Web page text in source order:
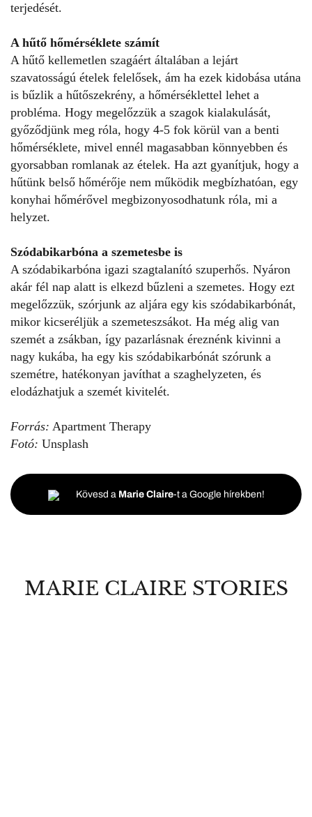
terjedését.
A hűtő hőmérséklete számít
A hűtő kellemetlen szagáért általában a lejárt
szavatosságú ételek felelősek, ám ha ezek kidobása utána
is bűzlik a hűtőszekrény, a hőmérséklettel lehet a
probléma. Hogy megelőzzük a szagok kialakulását,
győződjünk meg róla, hogy 4-5 fok körül van a benti
hőmérséklete, mivel ennél magasabban könnyebben és
gyorsabban romlanak az ételek. Ha azt gyanítjuk, hogy a
hűtünk belső hőmérője nem működik megbízhatóan, egy
konyhai hőmérővel megbizonyosodhatunk róla, mi a
helyzet.
Szódabikarbóna a szemetesbe is
A szódabikarbóna igazi szagtalanító szuperhős. Nyáron
akár fél nap alatt is elkezd bűzleni a szemetes. Hogy ezt
megelőzzük, szórjunk az aljára egy kis szódabikarbónát,
mikor kicseréljük a szemeteszsákot. Ha még alig van
szemét a zsákban, így pazarlásnak éreznénk kivinni a
nagy kukába, ha egy kis szódabikarbónát szórunk a
szemétre, hatékonyan javíthat a szaghelyzeten, és
elodázhatjuk a szemét kivitelét.
Forrás: Apartment Therapy
Fotó: Unsplash
Kövesd a Marie Claire-t a Google hírekben!
MARIE CLAIRE STORIES